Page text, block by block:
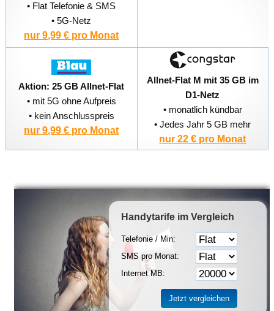
• Flat Telefonie & SMS
• 5G-Netz
nur 9,99 € pro Monat
Aktion: 25 GB Allnet-Flat
• mit 5G ohne Aufpreis
• kein Anschlusspreis
nur 9,99 € pro Monat
Allnet-Flat M mit 35 GB im
D1-Netz
• monatlich kündbar
• Jedes Jahr 5 GB mehr
nur 22 € pro Monat
Handytarife im Vergleich
Telefonie / Min:
SMS pro Monat:
Internet MB: